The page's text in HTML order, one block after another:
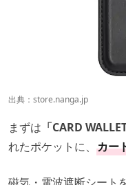
出典： store.nanga.jp
まずは 「CARD WALLET
れたポケットに、 カー